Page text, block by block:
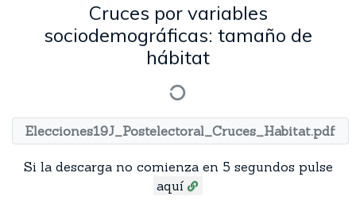
Cruces por variables
sociodemográficas: tamaño de
hábitat
Elecciones19J_Postelectoral_Cruces_Habitat.pdf
Si la descarga no comienza en 5 segundos pulse
aquí